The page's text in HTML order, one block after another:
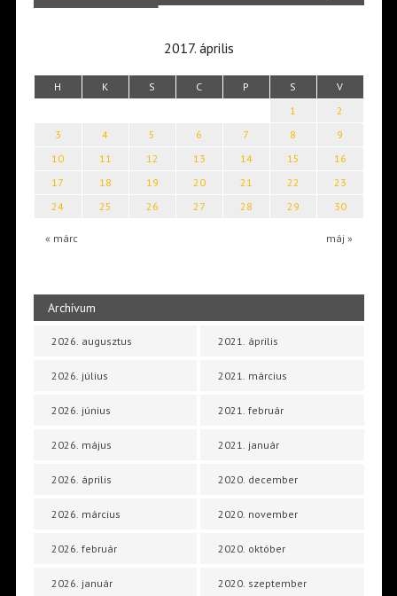
2017. április
H K S C P S V
« márc máj »
1
2
3
4 5 6 7 8
9
10
11 12 13 14 15
16
17
18 19 20 21 22
23
24
25 26 27 28 29 30
Archívum
2026. augusztus
2026. július
2026. június
2026. május
2026. április
2026. március
2026. február
2026. január
2021. április
2021. március
2021. február
2021. január
2020. december
2020. november
2020. október
2020. szeptember